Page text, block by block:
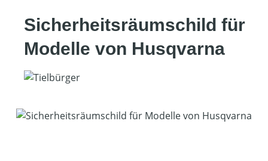
Sicherheitsräumschild für
Modelle von Husqvarna
Bildergalerie überspringen